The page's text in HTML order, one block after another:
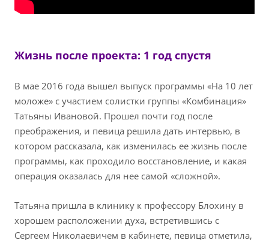
Жизнь после проекта: 1 год спустя
В мае 2016 года вышел выпуск программы «На 10 лет
моложе» с участием солистки группы «Комбинация»
Татьяны Ивановой. Прошел почти год после
преображения, и певица решила дать интервью, в
котором рассказала, как изменилась ее жизнь после
программы, как проходило восстановление, и какая
операция оказалась для нее самой «сложной».
Татьяна пришла в клинику к профессору Блохину в
хорошем расположении духа, встретившись с
Сергеем Николаевичем в кабинете, певица отметила,